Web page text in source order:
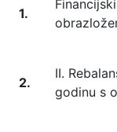
1.
2.
II.
godinu s